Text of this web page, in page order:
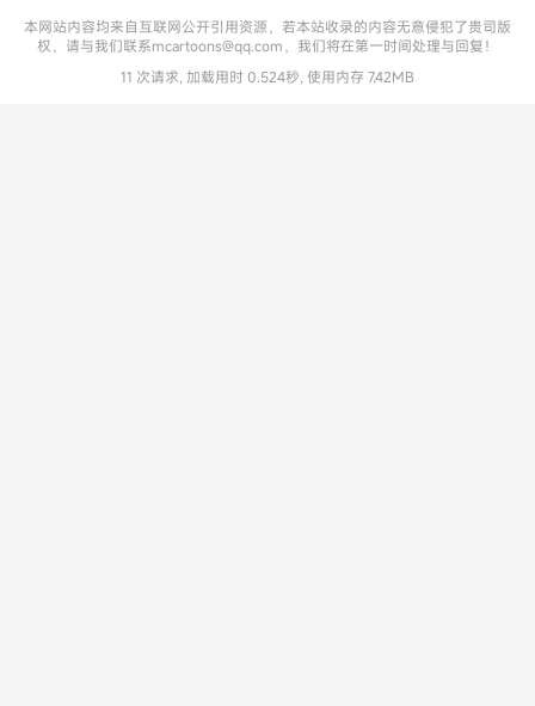
本网站内容均来自互联网公开引用资源，若本站收录的内容无意侵犯了贵司版
权，请与我们联系mcartoons@qq.com，我们将在第一时间处理与回复！
11 次请求, 加载用时 0.524秒, 使用内存 7.42MB